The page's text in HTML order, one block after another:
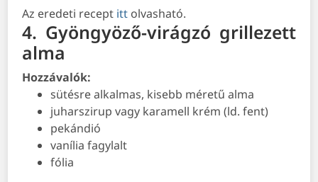
Az eredeti recept itt olvasható.
4. Gyöngyöző-virágzó grillezett
alma
Hozzávalók:
sütésre alkalmas, kisebb méretű alma
juharszirup vagy karamell krém (ld. fent)
pekándió
vanília fagylalt
fólia